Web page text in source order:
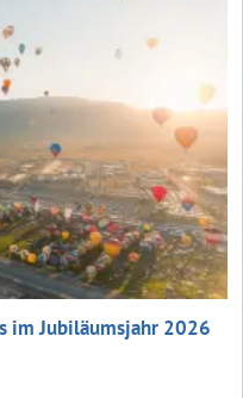
im Jubiläumsjahr 2026